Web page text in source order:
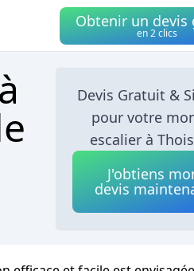
Obtenir un devis
en 2 clics
Devis Gratuit &
pour votre
escalier à
J'obtiens
devis